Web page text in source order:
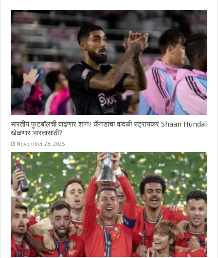
भारतीय फुटबॉलची वाढणार शान! कॅनडाचा वादळी स्ट्रायकर Shaan Hundal
खेळणार भारतासाठी?
November 28, 2025